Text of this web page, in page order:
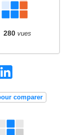
280 vues
comparer